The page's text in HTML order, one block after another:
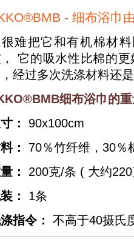
- 细布浴巾
难把它和有机棉材
， 它的吸水性比棉的更
经过多次洗涤材料还
细布浴巾的
：
90x100cm
：
70％竹纤维，30％
：
200克/条 ( 大约
：
1条
指令：
不高于40摄氏